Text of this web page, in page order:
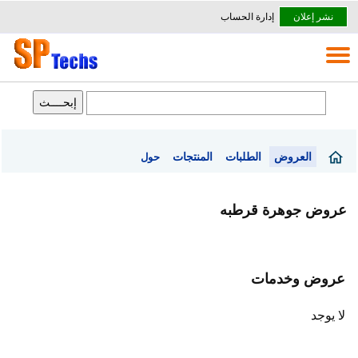
نشر إعلان إدارة الحساب
العروض الطلبات المنتجات حول
عروض جوهرة قرطبه
عروض وخدمات
لا يوجد